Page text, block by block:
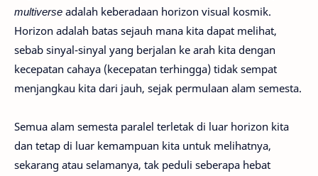
multiverse adalah keberadaan horizon visual kosmik.
Horizon adalah batas sejauh mana kita dapat melihat,
sebab sinyal-sinyal yang berjalan ke arah kita dengan
kecepatan cahaya (kecepatan terhingga) tidak sempat
menjangkau kita dari jauh, sejak permulaan alam semesta.
Semua alam semesta paralel terletak di luar horizon kita
dan tetap di luar kemampuan kita untuk melihatnya,
sekarang atau selamanya, tak peduli seberapa hebat